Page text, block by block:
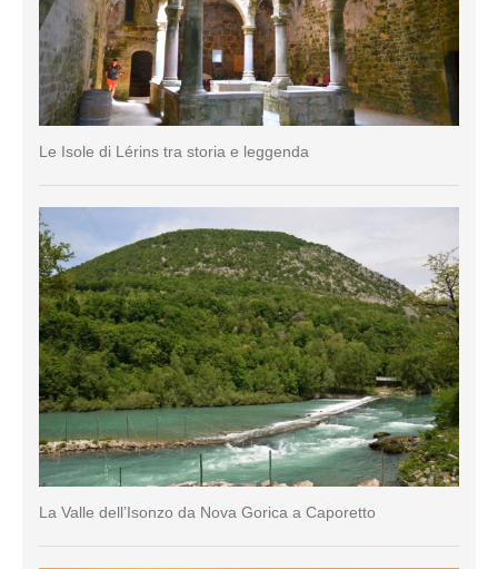
Le Isole di Lérins tra storia e leggenda
La Valle dell’Isonzo da Nova Gorica a Caporetto